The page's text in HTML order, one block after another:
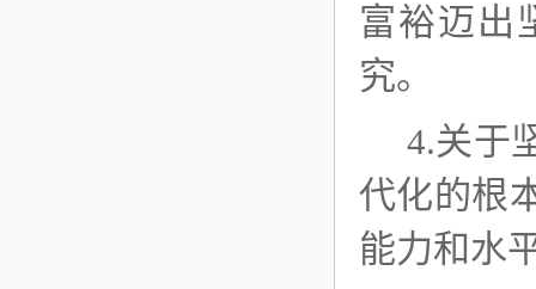
富裕迈出
究。
4.关于
代化的根
能力和水